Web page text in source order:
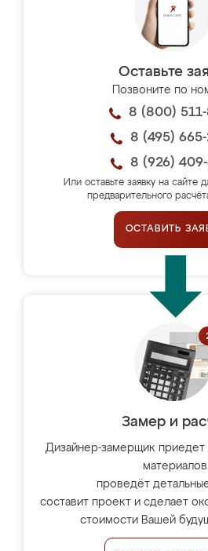
Оставьте
Позвоните по
8 (800)
8 (495)
8 (926)
Или оставьте заявку на сайте
предварительного
ОСТАВИТЬ
Замер и
Дизайнер-замерщик приедет
проведёт
составит проект и сделает
стоимости Вашей